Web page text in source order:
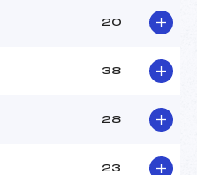
20
38
28
23